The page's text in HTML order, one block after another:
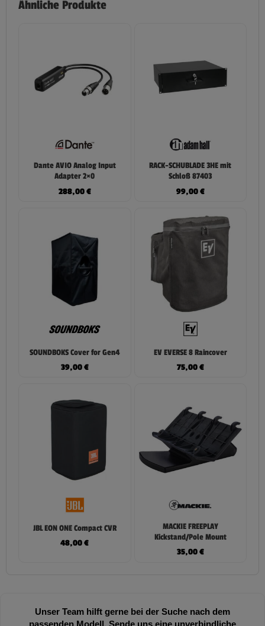
Ähnliche Produkte
Dante AVIO Analog Input
Adapter 2×0
288,00€
RACK-SCHUBLADE 3HE mit
Schloß 87403
99,00€
SOUNDBOKS Cover for Gen4
39,00€
EV EVERSE 8 Raincover
75,00€
JBL EON ONE Compact CVR
48,00€
MACKIE FREEPLAY
Kickstand/Pole Mount
35,00€
Unser Team hilft gerne bei der Suche nach dem
passenden Modell. Sende uns eine unverbindliche